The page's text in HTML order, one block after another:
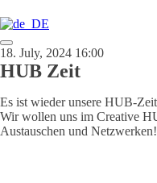
18. July, 2024 16:00
HUB Zeit
Es ist wieder unsere HUB-
Wir wollen uns im Creative
Austauschen und Netzwerken!